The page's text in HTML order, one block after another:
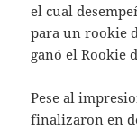
el cual
para un rookie
ganó el Rookie
Pese al
finalizaron en